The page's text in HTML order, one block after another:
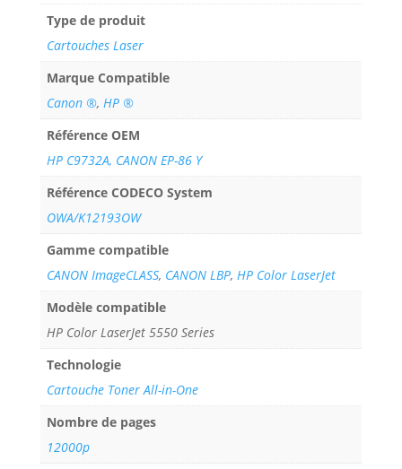
Type de produit
Cartouches Laser
Marque Compatible
Canon ®, HP ®
Référence OEM
HP C9732A, CANON EP-86 Y
Référence CODECO System
OWA/K12193OW
Gamme compatible
CANON ImageCLASS, CANON LBP, HP Color LaserJet
Modèle compatible
HP Color LaserJet 5550 Series
Technologie
Cartouche Toner All-in-One
Nombre de pages
12000p